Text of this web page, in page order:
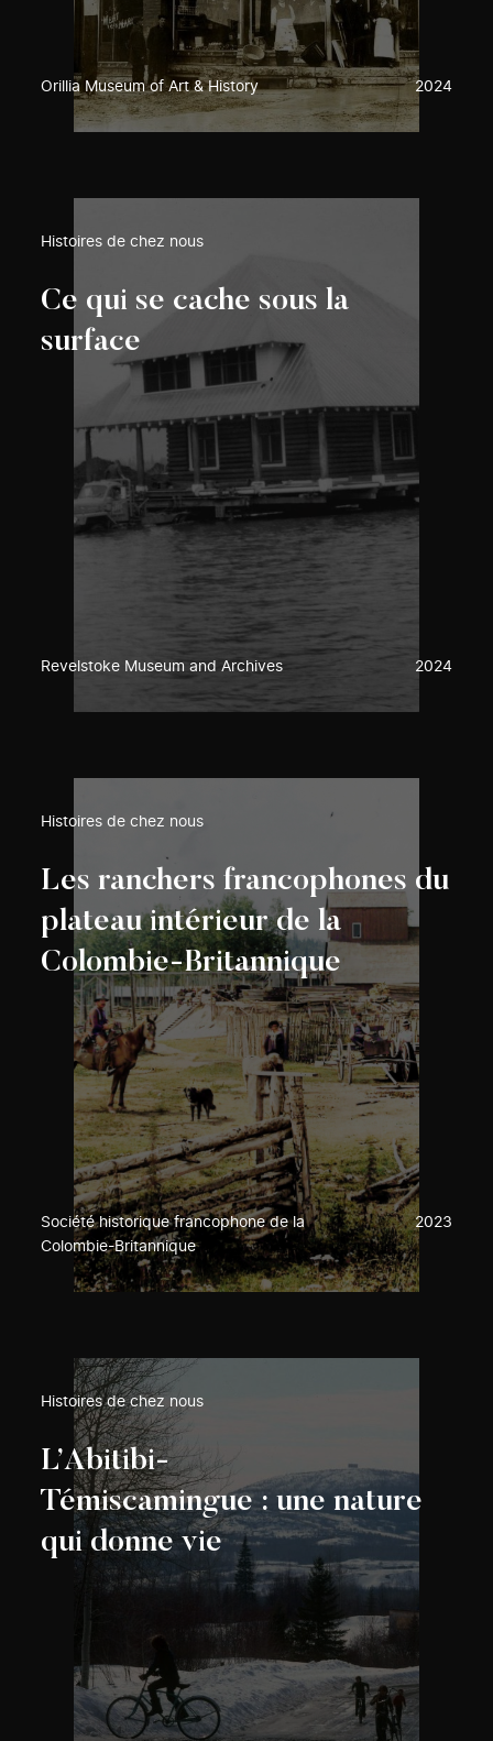
Orillia Museum of Art & History 2024
Histoires de chez nous
Ce qui se cache sous la
surface
Revelstoke Museum and Archives 2024
Histoires de chez nous
Les ranchers francophones du
plateau intérieur de la
Colombie-Britannique
Société historique francophone de la
Colombie-Britannique
2023
Histoires de chez nous
L’Abitibi-
Témiscamingue : une nature
qui donne vie